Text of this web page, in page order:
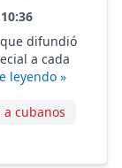
difundió
a cada
leyendo »
a cubanos